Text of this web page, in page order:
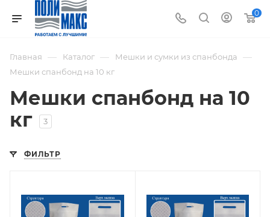
0
Главная — Каталог — Мешки и сумки из спанбонда —
Мешки спанбонд на 10 кг
Мешки спанбонд на 10
кг
3
ФИЛЬТР